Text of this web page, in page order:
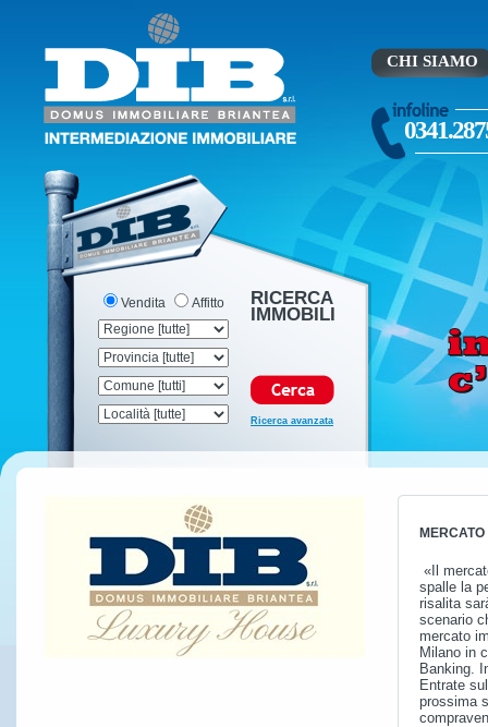
CHI SIAMO
Vendita Affitto RICERCA
IMMOBILI
Ricerca avanzata
«Il
spalle la
risalita
scenario
mercato
Milano in
Banking.
Entrate
prossima